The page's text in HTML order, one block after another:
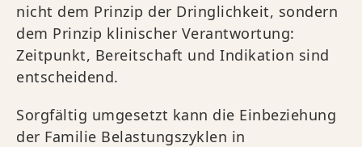
nicht dem Prinzip der Dringlichkeit, sondern
dem Prinzip klinischer Verantwortung:
Zeitpunkt, Bereitschaft und Indikation sind
entscheidend.
Sorgfältig umgesetzt kann die Einbeziehung
der Familie Belastungszyklen in